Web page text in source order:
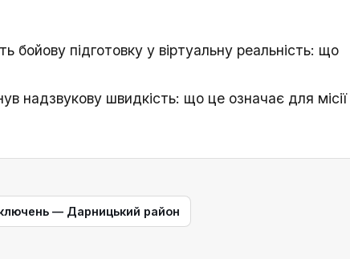
бойову підготовку у віртуальну реальність: що
надзвукову швидкість: що це означає для місії
— Дарницький район